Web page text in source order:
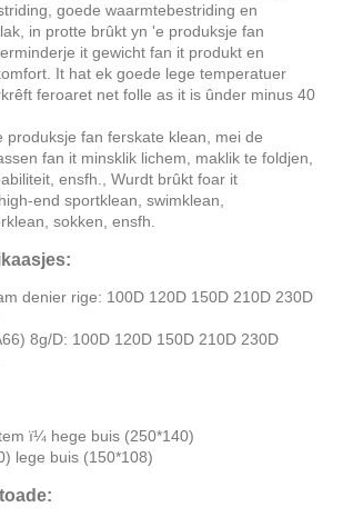
goede waarmtebestriding en
in protte brûkt yn 'e produksje fan
it gewicht fan it produkt en
It hat ek goede lege temperatuer
feroaret net folle as it is ûnder minus 40
produksje fan ferskate klean, mei de
fan it minsklik lichem, maklik te foldjen,
ensfh., Wurdt brûkt foar it
end sportklean, swimklean,
sokken, ensfh.
denier rige: 100D 120D 150D 210D 230D
8g/D: 100D 120D 150D 210D 230D
ï¼ hege buis (250*140)
lege buis (150*108)